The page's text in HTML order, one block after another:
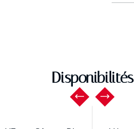
Disponibilités